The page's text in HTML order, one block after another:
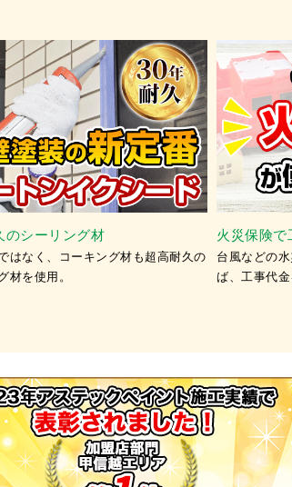
火災保険で工事代金を軽減
台風などの水災、風災で火災保険を利用すれ
ば、工事代金を軽減できるかもしれません。
新
マ
ど